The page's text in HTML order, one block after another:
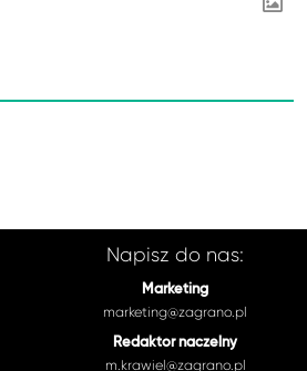
Napisz do nas:
Marketing
marketing@zagrano.pl
Redaktor naczelny
m.krawiel@zagrano.pl